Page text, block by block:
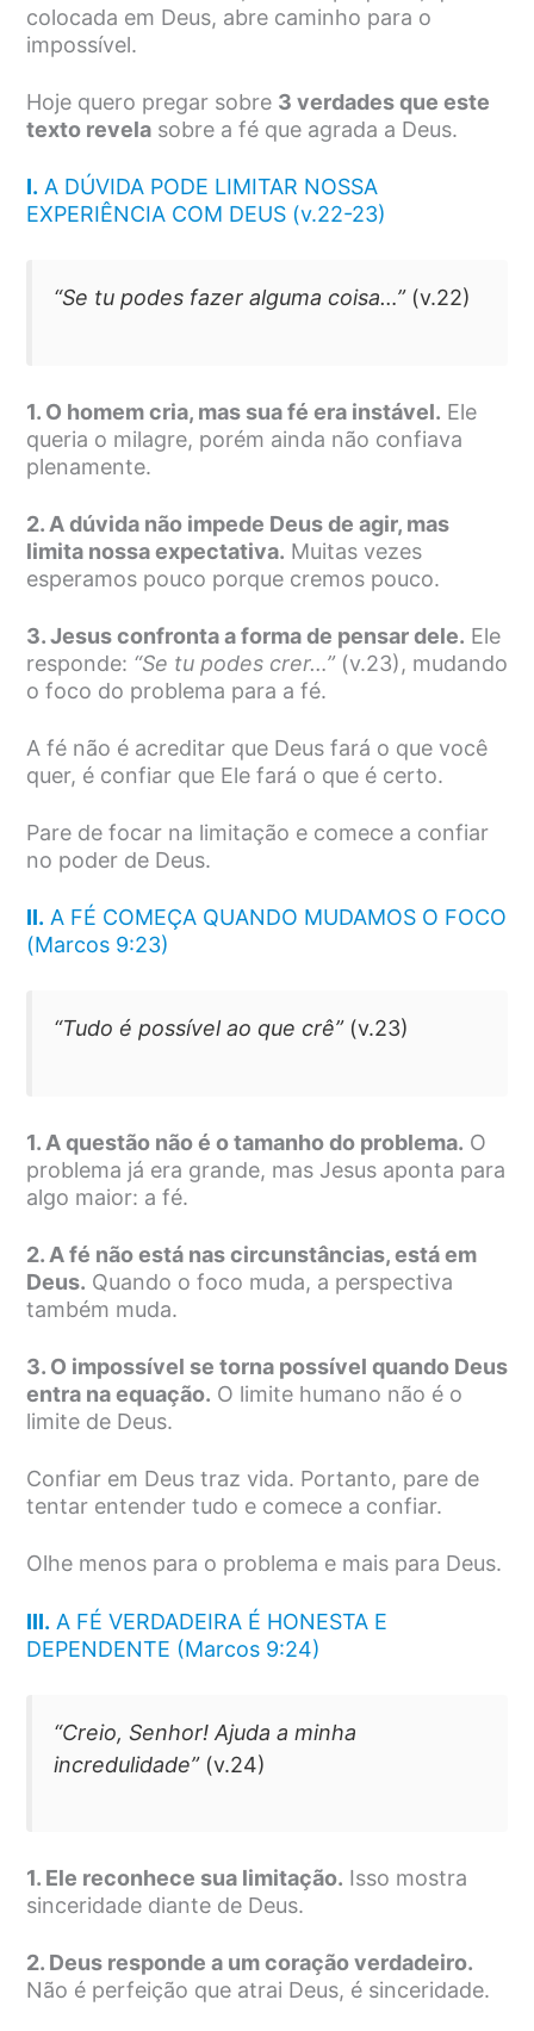
colocada em Deus, abre caminho para o
impossível.
Hoje quero pregar sobre 3 verdades que este
texto revela sobre a fé que agrada a Deus.
I. A DÚVIDA PODE LIMITAR NOSSA
EXPERIÊNCIA COM DEUS (v.22-23)
“Se tu podes fazer alguma coisa…”(v.22)
1. O homem cria, mas sua fé era instável. Ele
queria o milagre, porém ainda não confiava
plenamente.
2. A dúvida não impede Deus de agir, mas
limita nossa expectativa. Muitas vezes
esperamos pouco porque cremos pouco.
3. Jesus confronta a forma de pensar dele. Ele
responde: “Se tu podes crer…”(v.23), mudando
o foco do problema para a fé.
A fé não é acreditar que Deus fará o que você
quer, é confiar que Ele fará o que é certo.
Pare de focar na limitação e comece a confiar
no poder de Deus.
II. A FÉ COMEÇA QUANDO MUDAMOS O FOCO
(Marcos 9:23)
“Tudo é possível ao que crê”(v.23)
1. A questão não é o tamanho do problema. O
problema já era grande, mas Jesus aponta para
algo maior: a fé.
2. A fé não está nas circunstâncias, está em
Deus. Quando o foco muda, a perspectiva
também muda.
3. O impossível se torna possível quando Deus
entra na equação. O limite humano não é o
limite de Deus.
Confiar em Deus traz vida. Portanto, pare de
tentar entender tudo e comece a confiar.
Olhe menos para o problema e mais para Deus.
III. A FÉ VERDADEIRA É HONESTA E
DEPENDENTE (Marcos 9:24)
“Creio, Senhor! Ajuda a minha
incredulidade”(v.24)
1. Ele reconhece sua limitação. Isso mostra
sinceridade diante de Deus.
2. Deus responde a um coração verdadeiro.
Não é perfeição que atrai Deus, é sinceridade.